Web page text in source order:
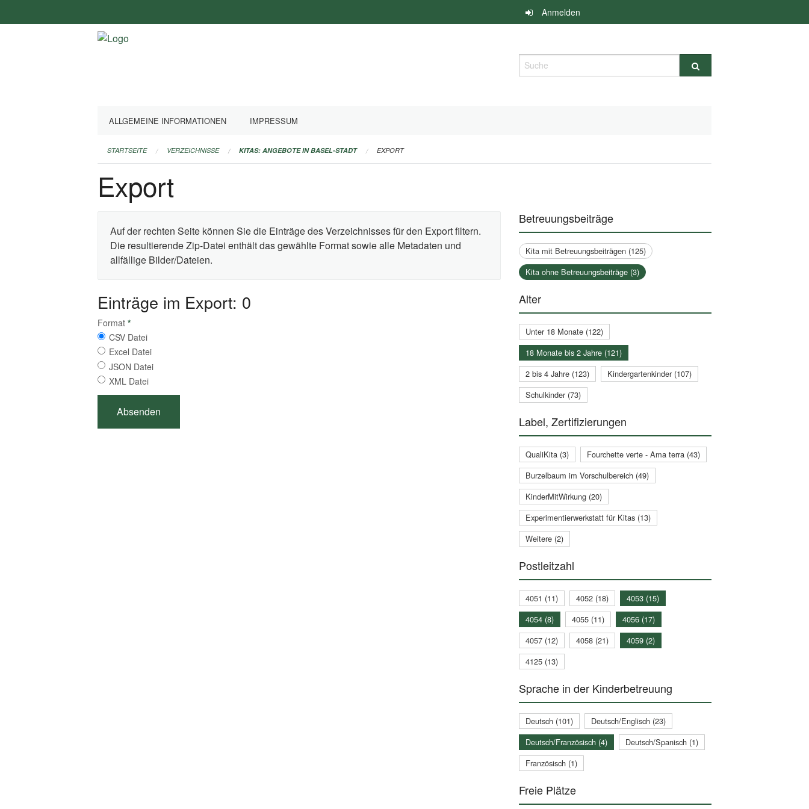
überspringen
Anmelden
Suche
ALLGEMEINE INFORMATIONEN IMPRESSUM
STARTSEITE VERZEICHNISSE KITAS: ANGEBOTE IN BASEL-STADT EXPORT
Export
Auf der rechten Seite können Sie die Einträge des Verzeichnisses für den Export filtern.
Die resultierende Zip-Datei enthält das gewählte Format sowie alle Metadaten und
allfällige Bilder/Dateien.
Einträge im Export: 0
Format *
CSV Datei
Excel Datei
JSON Datei
XML Datei
Betreuungsbeiträge
Kita mit Betreuungsbeiträgen (125)
Kita ohne Betreuungsbeiträge (3)
Alter
Unter 18 Monate (122)
18 Monate bis 2 Jahre (121)
2 bis 4 Jahre (123)
Kindergartenkinder (107)
Schulkinder (73)
Label, Zertifizierungen
QualiKita (3)
Fourchette verte - Ama terra (43)
Burzelbaum im Vorschulbereich (49)
KinderMitWirkung (20)
Experimentierwerkstatt für Kitas (13)
Weitere (2)
Postleitzahl
4051 (11) 4052 (18)
4053 (15)
4054 (8)
4055 (11)
4056 (17)
4057 (12)
4058 (21)
4059 (2)
4125 (13)
Sprache in der Kinderbetreuung
Deutsch (101)
Deutsch/Englisch (23)
Deutsch/Französisch (4)
Deutsch/Spanisch (1)
Französisch (1)
Freie Plätze